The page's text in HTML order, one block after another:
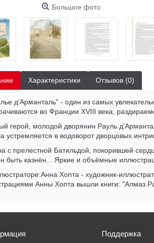
Большое фото
Характеристики Отзывов (0)
д'Арманталь" - один из самых
во Франции XVIII века,
герой, молодой дворянин Рауль
устремляется в водоворот дворцовых
с прелестной Батильдой, покорившей
быть казнён... Яркие и объёмные
Хопта - художник-
Анны Хопта вышли книги: "Алмаз
Поддержка